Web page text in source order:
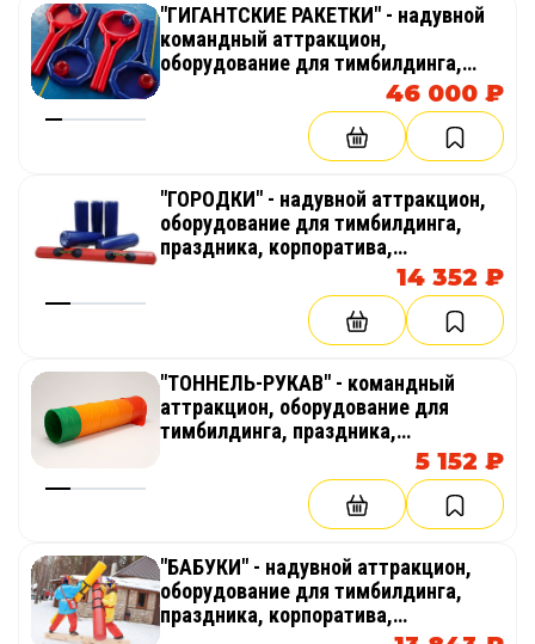
"ГИГАНТСКИЕ РАКЕТКИ" - надувной
командный аттракцион,
оборудование для тимбилдинга,
праздника, корпоратива,
соревнований, веселых стартов,
46 000 ₽
"ГОРОДКИ" - надувной аттракцион,
оборудование для тимбилдинга,
праздника, корпоратива,
соревнований, веселых стартов,
14 352 ₽
"ТОННЕЛЬ-РУКАВ" - командный
аттракцион, оборудование для
тимбилдинга, праздника,
корпоратива, соревнований,
веселых стартов, эстафет
5 152 ₽
"БАБУКИ" - надувной аттракцион,
оборудование для тимбилдинга,
праздника, корпоратива,
соревнований, веселых стартов,